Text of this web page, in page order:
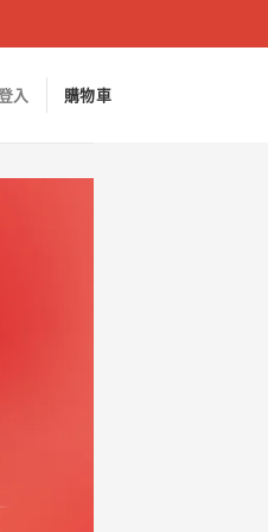
入 購物車